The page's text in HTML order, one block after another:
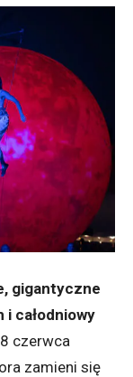
gigantyczne
całodniowy
czerwca
zamieni się